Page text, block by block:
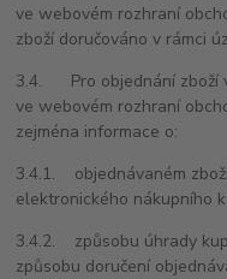
ve webovém rozhraní
zboží doručováno v rámci
3.4. Pro objednání zboží
ve webovém rozhraní
zejména informace o:
3.4.1. objednávaném
elektronického nákupního
3.4.2. způsobu úhrady
způsobu doručení